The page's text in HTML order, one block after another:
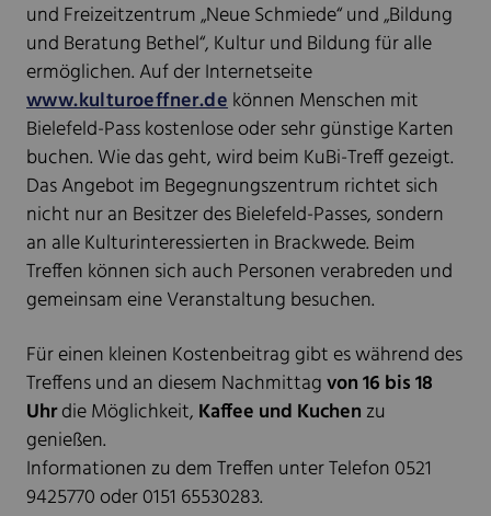
und Freizeitzentrum „Neue Schmiede“ und „Bildung
und Beratung Bethel“, Kultur und Bildung für alle
ermöglichen. Auf der Internetseite
www.kulturoeffner.dekönnen Menschen mit
Bielefeld-Pass kostenlose oder sehr günstige Karten
buchen. Wie das geht, wird beim KuBi-Treff gezeigt.
Das Angebot im Begegnungszentrum richtet sich
nicht nur an Besitzer des Bielefeld-Passes, sondern
an alle Kulturinteressierten in Brackwede. Beim
Treffen können sich auch Personen verabreden und
gemeinsam eine Veranstaltung besuchen.
Für einen kleinen Kostenbeitrag gibt es während des
Treffens und an diesem Nachmittagvon 16 bis 18
Uhrdie Möglichkeit, Kaffee und Kuchenzu
genießen.
Informationen zu dem Treffen unter Telefon 0521
9425770 oder 0151 65530283.